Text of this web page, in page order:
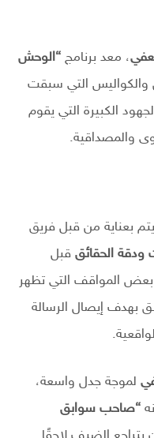
، معد برنامج “الوحش
والكواليس التي سبقت
الكبيرة التي يقوم
والمصداقية.
بعناية من قبل فريق
ودقة الحقائق قبل
المواقف التي تظهر
بهدف إيصال الرسالة
لموجة جدل واسعة،
“صاحب سوابق